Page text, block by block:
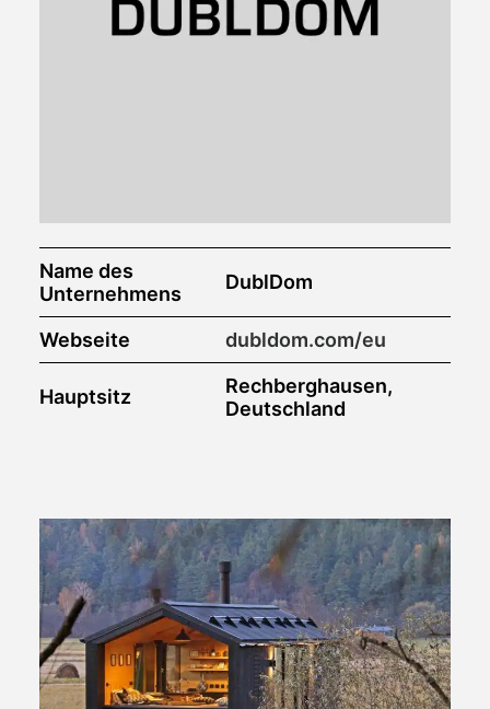
Name des
Unternehmens
DublDom
Webseite dubldom.com/eu
Hauptsitz
Rechberghausen,
Deutschland